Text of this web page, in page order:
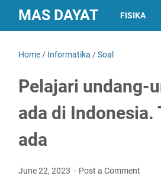
MAS DAYAT FISIKA
Home / Informatika /Soal
Pelajari undang-
ada di Indonesia.
ada
June 22, 2023 Post a Comment